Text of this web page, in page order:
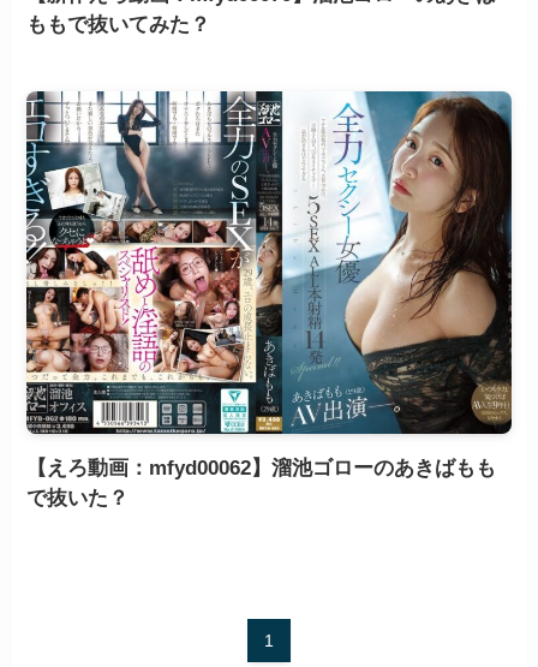
ももで抜いてみた？
【えろ動画：mfyd00062】溜池ゴローのあきばもも
で抜いた？
1